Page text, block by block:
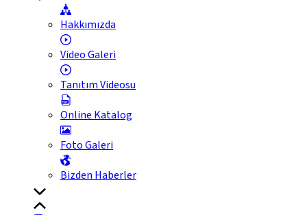
Hakkımızda
Video Galeri
Tanıtım Videosu
Online Katalog
Foto Galeri
Bizden Haberler